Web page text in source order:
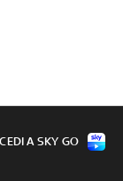
A SKY GO